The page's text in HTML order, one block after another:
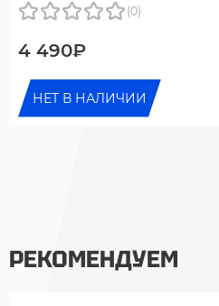
(0)
4 490₽
НЕТ В НАЛИЧИИ
РЕКОМЕНДУЕМ